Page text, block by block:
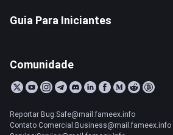
Guia Para Iniciantes
Comunidade
Reportar Bug:Safe@mail.fameex.info
Contato Comercial:Business@mail.fameex.info